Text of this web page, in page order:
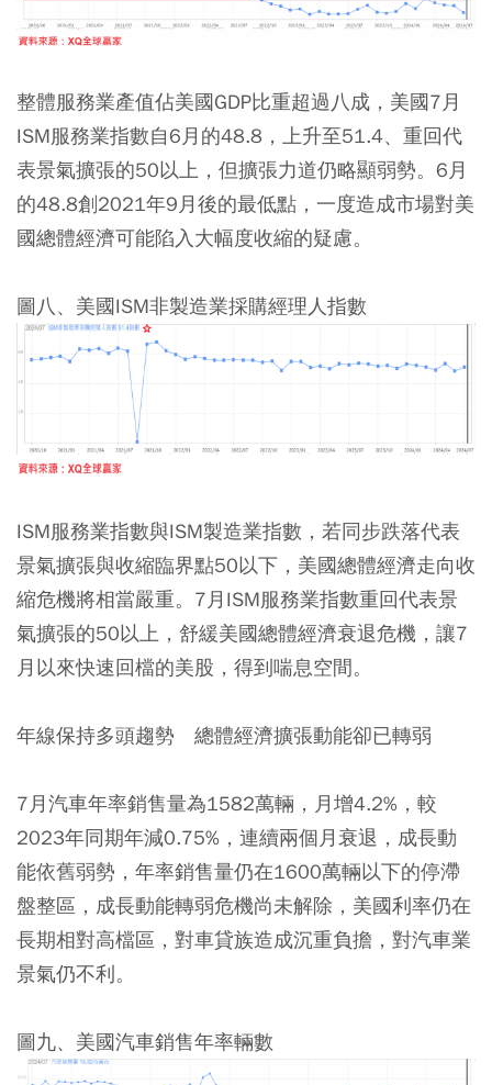
整體服務業產值佔美國GDP比重超過八成，美國7月
ISM服務業指數自6月的48.8，上升至51.4、重回代
表景氣擴張的50以上，但擴張力道仍略顯弱勢。6月
的48.8創2021年9月後的最低點，一度造成市場對美
國總體經濟可能陷入大幅度收縮的疑慮。
圖八、美國ISM非製造業採購經理人指數
ISM服務業指數與ISM製造業指數，若同步跌落代表
景氣擴張與收縮臨界點50以下，美國總體經濟走向收
縮危機將相當嚴重。7月ISM服務業指數重回代表景
氣擴張的50以上，舒緩美國總體經濟衰退危機，讓7
月以來快速回檔的美股，得到喘息空間。
年線保持多頭趨勢 總體經濟擴張動能卻已轉弱
7月汽車年率銷售量為1582萬輛，月增4.2%，較
2023年同期年減0.75%，連續兩個月衰退，成長動
能依舊弱勢，年率銷售量仍在1600萬輛以下的停滯
盤整區，成長動能轉弱危機尚未解除，美國利率仍在
長期相對高檔區，對車貸族造成沉重負擔，對汽車業
景氣仍不利。
圖九、美國汽車銷售年率輛數